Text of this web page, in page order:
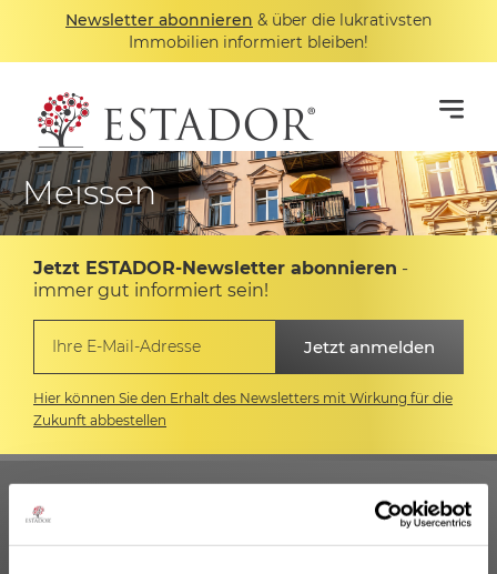
Newsletter abonnieren & über die lukrativsten
Immobilien informiert bleiben!
Meissen
Jetzt ESTADOR-Newsletter abonnieren -
immer gut informiert sein!
Hier können Sie den Erhalt des Newsletters mit Wirkung für die
Zukunft abbestellen